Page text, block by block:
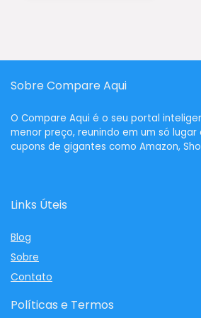
Sobre Compare Aqui
O Compare Aqui é o seu portal
menor preço, reunindo em um só
cupons de gigantes como Amazon,
Links Úteis
Blog
Sobre
Contato
Políticas e Termos